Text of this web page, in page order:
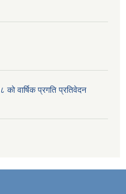
वार्षिक प्रगति प्रतिवेदन